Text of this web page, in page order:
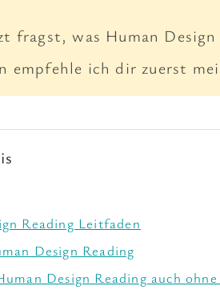
fragst, was Human
empfehle ich dir zuerst
Reading Leitfaden
Design Reading
Design Reading auch